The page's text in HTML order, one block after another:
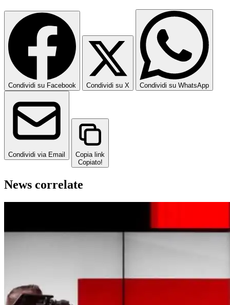
Condividi su Facebook Condividi su X Condividi su WhatsApp
Condividi via Email
Copia link
Copiato!
News correlate